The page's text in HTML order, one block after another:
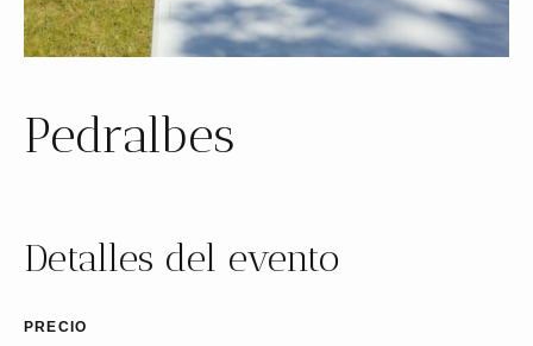
Pedralbes
Detalles del evento
PRECIO